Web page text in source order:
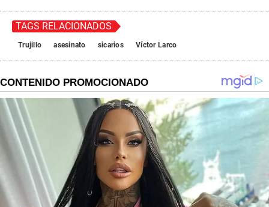
TAGS RELACIONADOS
Trujillo asesinato sicarios Víctor Larco